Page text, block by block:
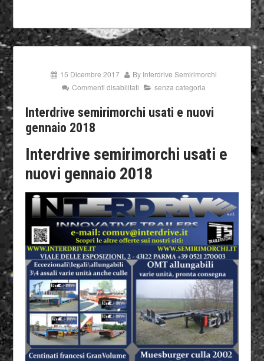
15 Dicembre 2017 By Interdrive Semirimorchi
Commenti disabilitati
senza categoria
Interdrive semirimorchi usati e nuovi
gennaio 2018
Interdrive semirimorchi usati e
nuovi gennaio 2018